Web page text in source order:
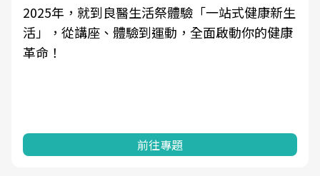
2025年，就到良醫生活祭體驗「一站式健康新生
活」，從講座、體驗到運動，全面啟動你的健康
革命！
前往專題